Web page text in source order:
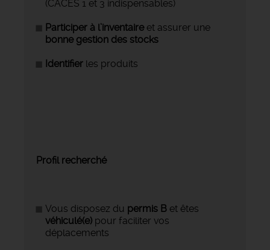
(CACES 1 et 3 indispensables)
Participer à l’inventaireet assurer une
bonne gestion des stocks
Identifier les produits
Profil recherché
Vous disposez du permis B et êtes
véhiculé(e) pour faciliter vos
déplacements